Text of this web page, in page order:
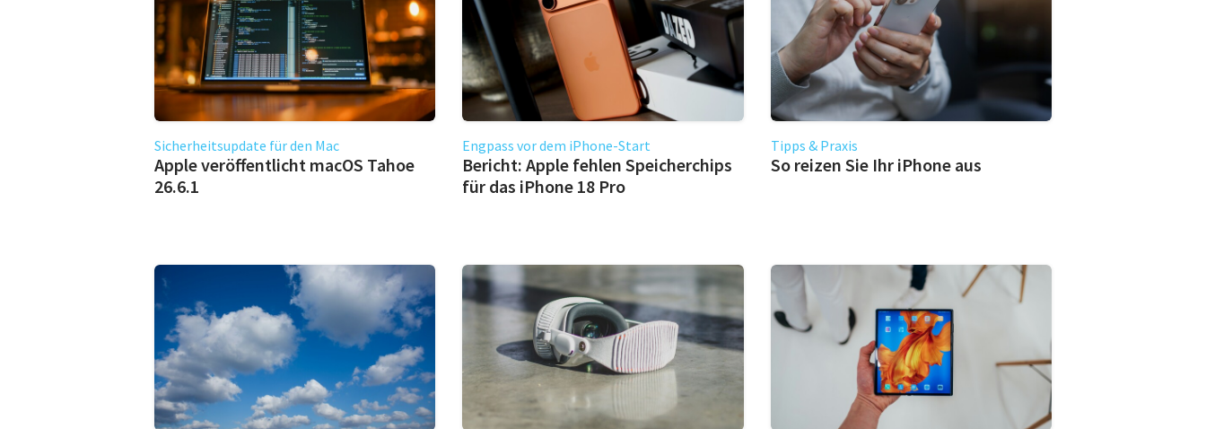
Sicherheitsupdate für den Mac
Apple veröffentlicht macOS Tahoe
26.6.1
Engpass vor dem iPhone-Start
Bericht: Apple fehlen Speicherchips
für das iPhone 18 Pro
Tipps & Praxis
So reizen Sie Ihr iPhone aus